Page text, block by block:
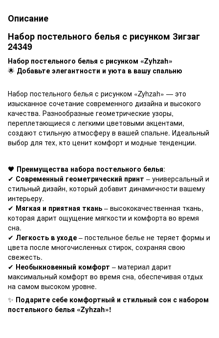
Описание
Набор постельного белья с рисунком Зигзаг
24349
Набор постельного белья с рисунком «Zyhzah»
🌟 Добавьте элегантности и уюта в вашу спальню
Набор постельного белья с рисунком «Zyhzah» — это
изысканное сочетание современного дизайна и высокого
качества. Разнообразные геометрические узоры,
переплетающиеся с легкими цветовыми акцентами,
создают стильную атмосферу в вашей спальне. Идеальный
выбор для тех, кто ценит комфорт и модные тенденции.
🖤 Преимущества набора постельного белья:
✔ Современный геометрический принт – универсальный и
стильный дизайн, который добавит динамичности вашему
интерьеру.
✔ Мягкая и приятная ткань – высококачественная ткань,
которая дарит ощущение мягкости и комфорта во время
сна.
✔ Легкость в уходе – постельное белье не теряет формы и
цвета после многочисленных стирок, сохраняя свою
свежесть.
✔ Необыкновенный комфорт – материал дарит
максимальный комфорт во время сна, обеспечивая отдых
на самом высоком уровне.
✨ Подарите себе комфортный и стильный сон с набором
постельного белья «Zyhzah»!